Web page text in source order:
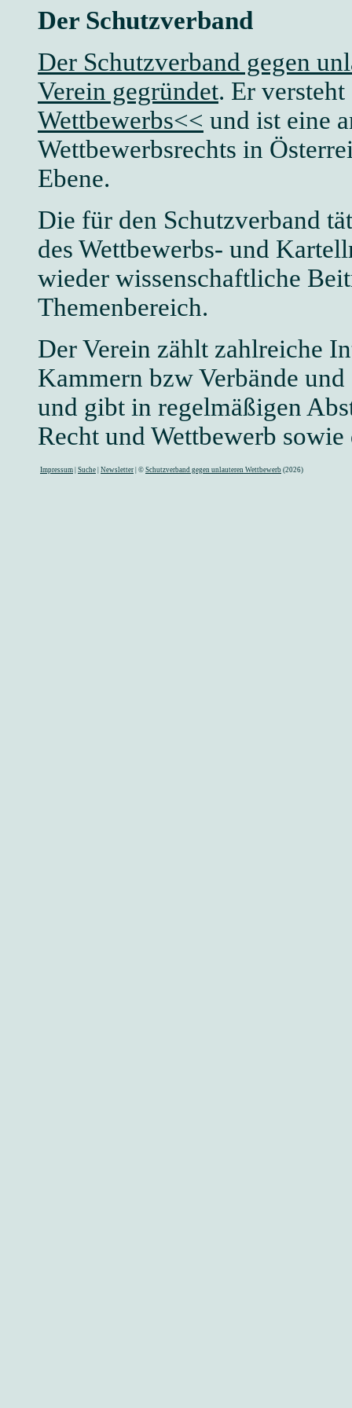
Der Schutzverband
Der Schutzverband gegen
Verein gegründet. Er
Wettbewerbs<< und ist eine
Wettbewerbsrechts in
Ebene.
Die für den Schutzverband
des Wettbewerbs- und
wieder wissenschaftliche
Themenbereich.
Der Verein zählt zahlreiche
Kammern bzw Verbände
und gibt in regelmäßigen
Recht und Wettbewerb
Impressum Suche Newsletter | © Schutzverband gegen unlauteren Wettbewerb (2026)